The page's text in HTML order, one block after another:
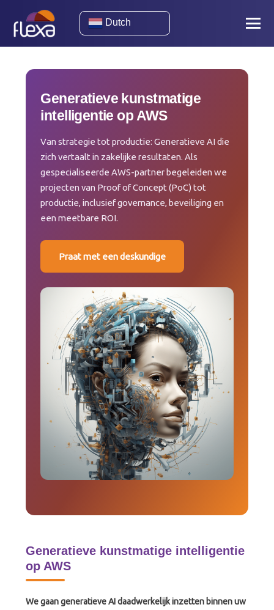
Dutch
Generatieve kunstmatige
intelligentie op AWS
Van strategie tot productie: Generatieve AI die
zich vertaalt in zakelijke resultaten. Als
gespecialiseerde AWS-partner begeleiden we
projecten van Proof of Concept (PoC) tot
productie, inclusief governance, beveiliging en
een meetbare ROI.
Praat met een deskundige
Generatieve kunstmatige intelligentie
op AWS
We gaan generatieve AI daadwerkelijk inzetten binnen uw